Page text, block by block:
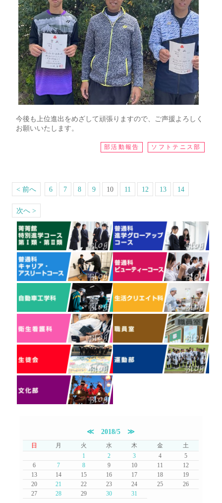
今後も上位進出をめざして頑張りますので、ご声援よろしく
お願いいたします。
部活動報告 ソフトテニス部
< 前へ 6 7 8 9 10 11 12 13 14
次へ >
≪2018/5 ≫
日 月 火 水 木 金
土
1
2 3 4
5
6
7 8 9 10 11
12
13
14 15 16 17 18
19
20
21 22 23 24 25
26
27
28 29 30 31